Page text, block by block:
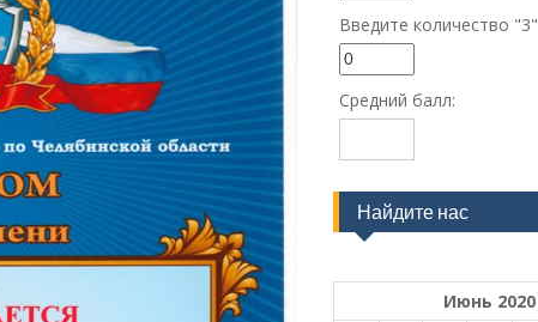
Введите количество "3"
Средний балл:
Найдите нас
Июнь 2020